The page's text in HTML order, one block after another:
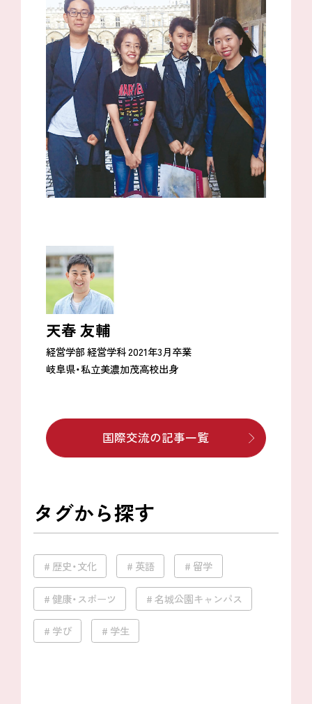
天春 友輔
経営学部 経営学科 2021年3月卒業
岐阜県・私立美濃加茂高校出身
国際交流の記事一覧
タグから探す
歴史・文化 英語 留学
健康・スポーツ 名城公園キャンパス
学び 学生